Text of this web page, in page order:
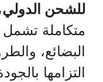
للشحن الدولي
متكاملة تشمل
البضائع،
التزامها